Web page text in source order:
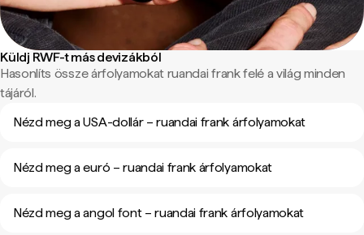
Küldj RWF-t más devizákból
Hasonlíts össze árfolyamokat ruandai frank felé a világ minden
tájáról.
Nézd meg a USA-dollár – ruandai frank árfolyamokat
Nézd meg a euró – ruandai frank árfolyamokat
Nézd meg a angol font – ruandai frank árfolyamokat